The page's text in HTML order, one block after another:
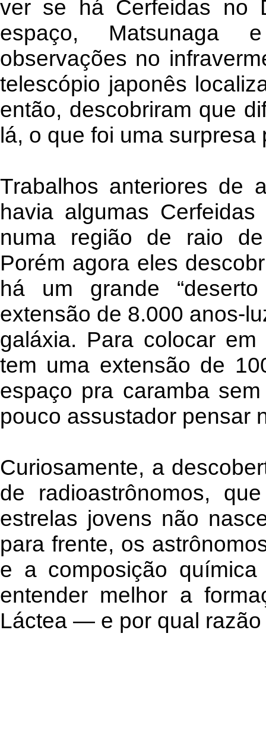
ver se há Cerfeidas no
espaço, Matsunaga
observações no
telescópio japonês
então, descobriram que
lá, o que foi uma surpresa
Trabalhos anteriores de
havia algumas
numa região de raio
Porém agora eles
há um grande
extensão de 8.000 anos-
galáxia. Para colocar
tem uma extensão de
espaço pra caramba
pouco assustador pensar
Curiosamente, a
de radioastrônomos,
estrelas jovens não
para frente, os
e a composição
entender melhor a
Láctea — e por qual